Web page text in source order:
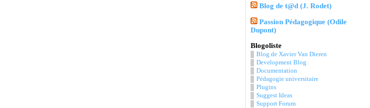
Blog de t@d (J. Rodet)
Passion Pédagogique (Odile
Dupont)
Blogoliste
Blog de Xavier Van Dieren
Development Blog
Documentation
Pédagogie universitaire
Plugins
Suggest Ideas
Support Forum